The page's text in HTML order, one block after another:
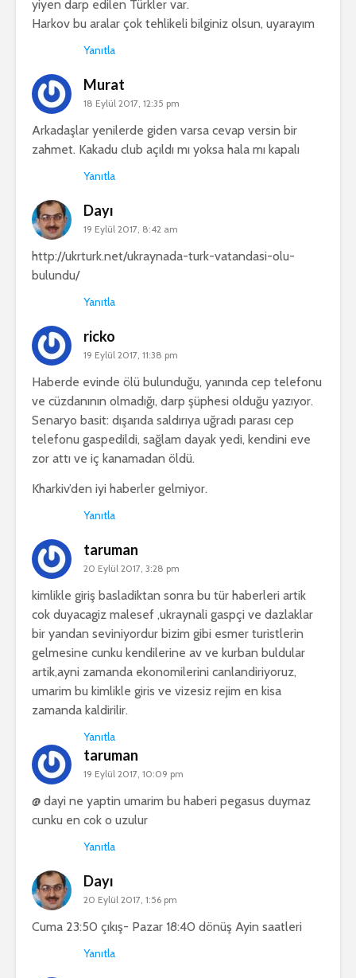
yiyen darp edilen Türkler var.
Harkov bu aralar çok tehlikeli bilginiz olsun, uyarayım
Yanıtla
Murat
18 Eylül 2017, 12:35 pm
Arkadaşlar yenilerde giden varsa cevap versin bir
zahmet. Kakadu club açıldı mı yoksa hala mı kapalı
Yanıtla
Dayı
19 Eylül 2017, 8:42 am
http://ukrturk.net/ukraynada-turk-vatandasi-olu-
bulundu/
Yanıtla
ricko
19 Eylül 2017, 11:38 pm
Haberde evinde ölü bulunduğu, yanında cep telefonu
ve cüzdanının olmadığı, darp şüphesi olduğu yazıyor.
Senaryo basit: dışarıda saldırıya uğradı parası cep
telefonu gaspedildi, sağlam dayak yedi, kendini eve
zor attı ve iç kanamadan öldü.
Kharkiv’den iyi haberler gelmiyor.
Yanıtla
taruman
20 Eylül 2017, 3:28 pm
kimlikle giriş basladiktan sonra bu tür haberleri artik
cok duyacagiz malesef ,ukraynali gaspçi ve dazlaklar
bir yandan seviniyordur bizim gibi esmer turistlerin
gelmesine cunku kendilerine av ve kurban buldular
artik,ayni zamanda ekonomilerini canlandiriyoruz,
umarim bu kimlikle giris ve vizesiz rejim en kisa
zamanda kaldirilir.
Yanıtla
taruman
19 Eylül 2017, 10:09 pm
@ dayi ne yaptin umarim bu haberi pegasus duymaz
cunku en cok o uzulur
Yanıtla
Dayı
20 Eylül 2017, 1:56 pm
Cuma 23:50 çıkış- Pazar 18:40 dönüş Ayin saatleri
Yanıtla